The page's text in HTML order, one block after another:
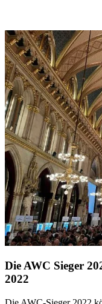
Die AWC Sieger
2022